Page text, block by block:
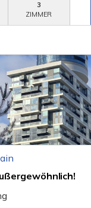
3
ZIMMER